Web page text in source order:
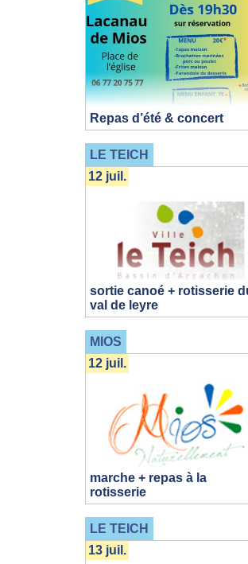
Repas d’été & concert
LE TEICH
sortie canoé + rotisserie
val de leyre
12 juil.
MIOS
marche + repas à la
rotisserie
12 juil.
LE TEICH
13 juil.